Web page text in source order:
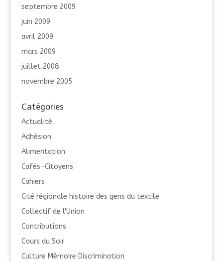
septembre 2009
juin 2009
avril 2009
mars 2009
juillet 2008
novembre 2005
Catégories
Actualité
Adhésion
Alimentation
Cafés-Citoyens
Cahiers
Cité régionale histoire des gens du textile
Collectif de l'Union
Contributions
Cours du Soir
Culture Mémoire Discrimination